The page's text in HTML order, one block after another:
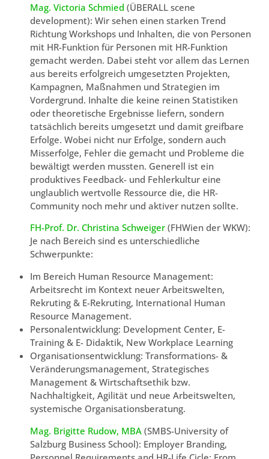
Mag. Victoria Schmied (ÜBERALL scene
development): Wir sehen einen starken Trend
Richtung Workshops und Inhalten, die von Personen
mit HR-Funktion für Personen mit HR-Funktion
gemacht werden. Dabei steht vor allem das Lernen
aus bereits erfolgreich umgesetzten Projekten,
Kampagnen, Maßnahmen und Strategien im
Vordergrund. Inhalte die keine reinen Statistiken
oder theoretische Ergebnisse liefern, sondern
tatsächlich bereits umgesetzt und damit greifbare
Erfolge. Wobei nicht nur Erfolge, sondern auch
Misserfolge, Fehler die gemacht und Probleme die
bewältigt werden mussten. Generell ist ein
produktives Feedback- und Fehlerkultur eine
unglaublich wertvolle Ressource die, die HR-
Community noch mehr und aktiver nutzen sollte.
FH-Prof. Dr. Christina Schweiger (FHWien der WKW):
Je nach Bereich sind es unterschiedliche
Schwerpunkte:
Im Bereich Human Resource Management:
Arbeitsrecht im Kontext neuer Arbeitswelten,
Rekruting & E-Rekruting, International Human
Resource Management.
Personalentwicklung: Development Center, E-
Training & E- Didaktik, New Workplace Learning
Organisationsentwicklung: Transformations- &
Veränderungsmanagement, Strategisches
Management & Wirtschaftsethik bzw.
Nachhaltigkeit, Agilität und neue Arbeitswelten,
systemische Organisationsberatung.
Mag. Brigitte Rudow, MBA (SMBS-University of
Salzburg Business School): Employer Branding,